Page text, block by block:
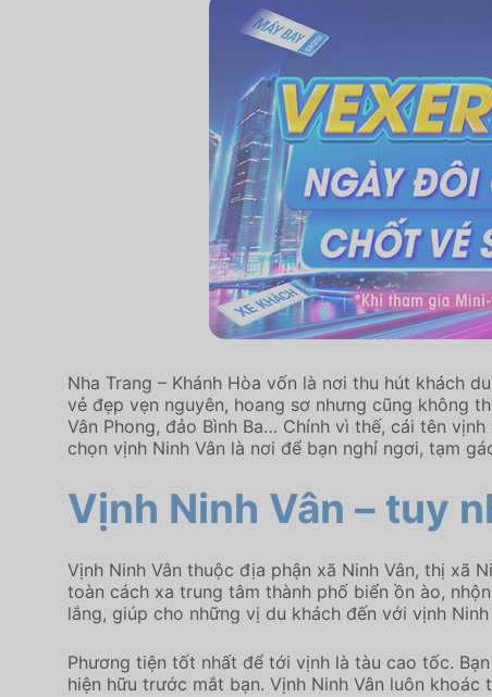
Nha Trang – Khánh Hòa vốn là nơi thu hút khách
vẻ đẹp vẹn nguyên, hoang sơ nhưng cũng không
Vân Phong, đảo Bình Ba… Chính vì thế, cái tên
chọn vịnh Ninh Vân là nơi để bạn nghỉ ngơi, tạm
Vịnh Ninh Vân – tuy
Vịnh Ninh Vân thuộc địa phận xã Ninh Vân, thị xã
toàn cách xa trung tâm thành phố biển ồn ào,
lắng, giúp cho những vị du khách đến với vịnh
Phương tiện tốt nhất để tới vịnh là tàu cao tốc.
hiện hữu trước mắt bạn. Vịnh Ninh Vân luôn